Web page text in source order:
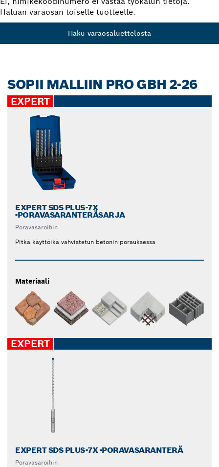
Haluan varaosan toiselle tuotteelle.
Haku varaosaluettelosta
SOPII MALLIIN PRO GBH 2-26
EXPERT
EXPERT SDS PLUS-7X
‑PORAVASARANTERÄSARJA
Poravasaroihin
Pitkä käyttöikä vahvistetun betonin porauksessa
Materiaali
EXPERT
EXPERT SDS PLUS-7X -PORAVASARANTERÄ
Poravasaroihin